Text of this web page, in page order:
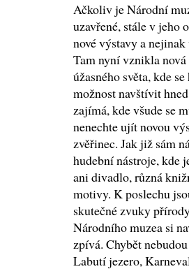
Ačkoliv je Národní
uzavřené, stále v jeho
nové výstavy a
Tam nyní vznikla nová
úžasného světa, kde
možnost navštívit
zajímá, kde všude se
nenechte ujít novou
zvěřinec. Jak již sám
hudební nástroje, kde
ani divadlo, různá
motivy. K poslechu
skutečné zvuky
Národního muzea si
zpívá. Chybět
Labutí jezero,